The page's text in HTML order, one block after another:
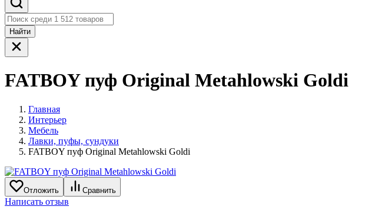
Найти
FATBOY пуф Original Metahlowski Goldi
Главная
Интерьер
Мебель
Лавки, пуфы, сундуки
FATBOY пуф Original Metahlowski Goldi
Отложить Сравнить
Написать отзыв